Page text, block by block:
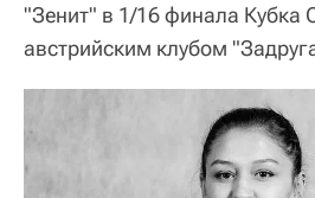
"Зенит" в 1/16 финала Кубка
австрийским клубом